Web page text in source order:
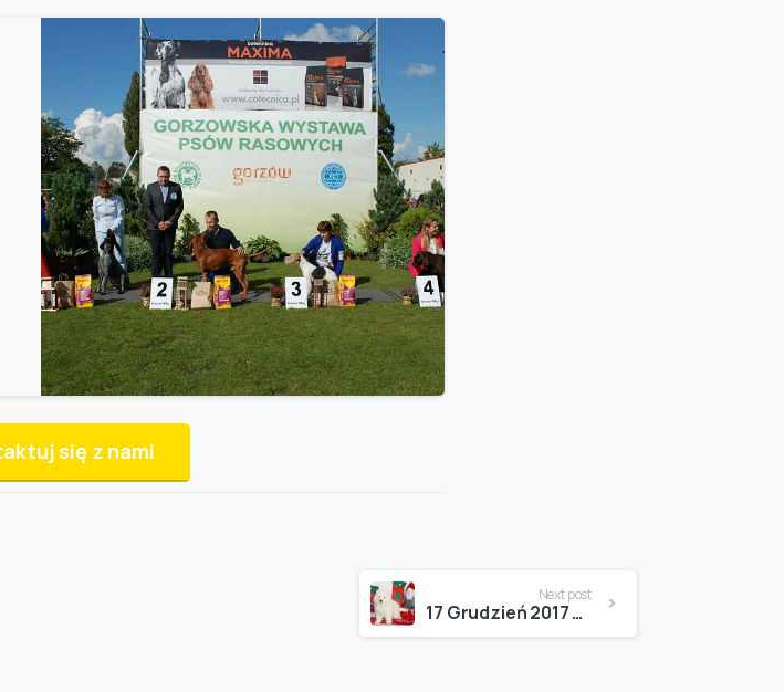
się z nami
Next post
17 Grudzień 2017 Witamy Pierwszego Samoyeda w naszej Hodowlii Nessi